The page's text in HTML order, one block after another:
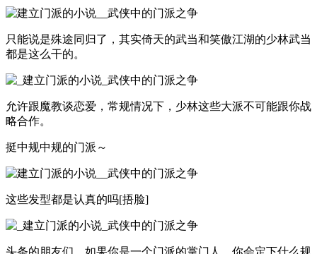
只能说是殊途同归了，其实倚天的武当和笑傲江湖的少林武当
都是这么干的。
允许跟魔教谈恋爱，常规情况下，少林这些大派不可能跟你战
略合作。
挺中规中规的门派～
这些发型都是认真的吗[捂脸]
头条的朋友们，如果你是一个门派的掌门人，你会定下什么规